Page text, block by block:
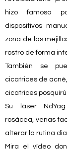
hizo famoso
dispositivos
zona de las
rostro de forma
También se
cicatrices de
cicatrices
Su láser
rosácea, venas
alterar la rutina
Mira el vídeo